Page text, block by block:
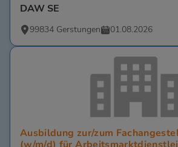
DAW SE
99834 Gerstungen 01.08.2026
Ausbildung zur/zum